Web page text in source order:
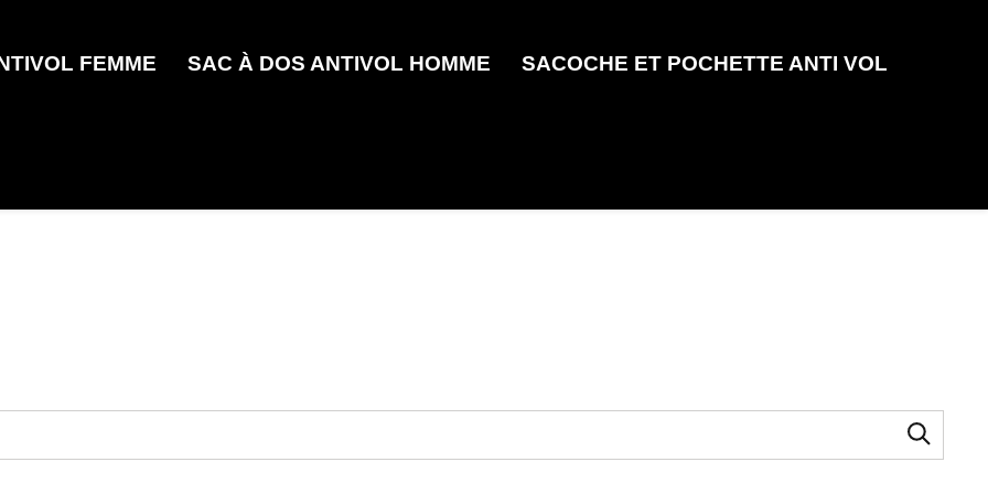
FEMME SAC À DOS ANTIVOL HOMME SACOCHE ET POCHETTE ANTI VOL
you type.